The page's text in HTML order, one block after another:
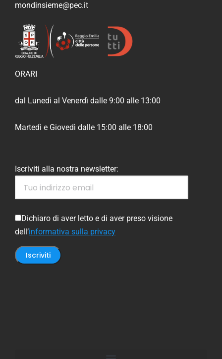
mondinsieme@pec.it
ORARI
dal Lunedì al Venerdì dalle 9:00 alle 13:00
Martedì e Giovedì dalle 15:00 alle 18:00
Iscriviti alla nostra newsletter:
Dichiaro di aver letto e di aver preso visione
dell’informativa sulla privacy